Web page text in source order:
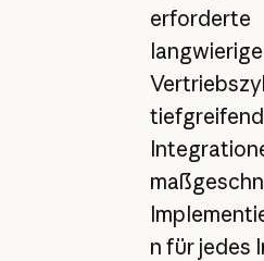
erforderte
langwierige
n für jedes